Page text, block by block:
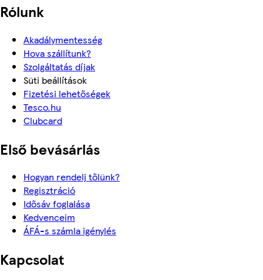
Rólunk
Akadálymentesség
Hova szállítunk?
Szolgáltatás díjak
Süti beállítások
Fizetési lehetőségek
Tesco.hu
Clubcard
Első bevásárlás
Hogyan rendelj tőlünk?
Regisztráció
Idősáv foglalása
Kedvenceim
ÁFÁ-s számla igénylés
Kapcsolat